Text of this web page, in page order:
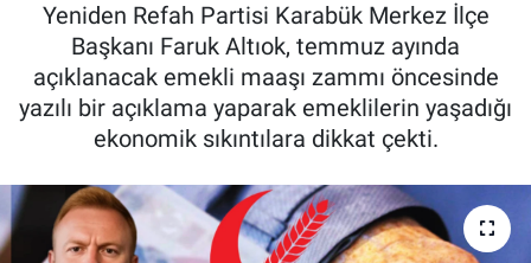
Yeniden Refah Partisi Karabük Merkez İlçe
Başkanı Faruk Altıok, temmuz ayında
açıklanacak emekli maaşı zammı öncesinde
yazılı bir açıklama yaparak emeklilerin yaşadığı
ekonomik sıkıntılara dikkat çekti.